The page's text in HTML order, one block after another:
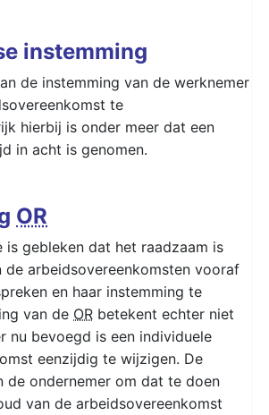
instemming
de instemming van de werknemer
te
hierbij is onder meer dat een
in acht is genomen.
OR
is gebleken dat het raadzaam is
de arbeidsovereenkomsten vooraf
en haar instemming te
van de OR betekent echter niet
nu bevoegd is een individuele
eenzijdig te wijzigen. De
de ondernemer om dat te doen
van de arbeidsovereenkomst